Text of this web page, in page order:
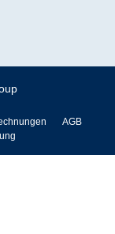
AGB